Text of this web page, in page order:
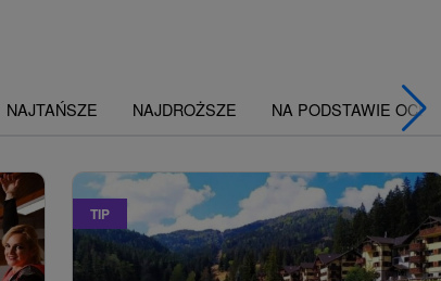
NAJTAŃSZE NAJDROŻSZE NA PODSTAWIE OCENY
TIP